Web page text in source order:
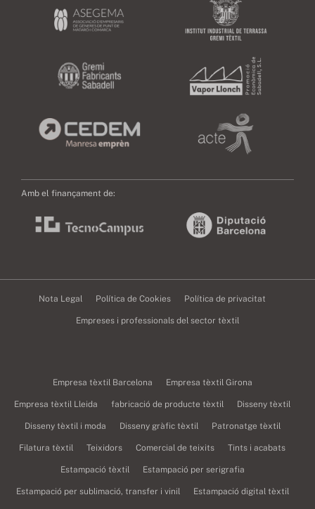
Amb el finançament de:
Nota Legal Política de Cookies Política de privacitat
Empreses i professionals del sector tèxtil
Empresa tèxtil Barcelona Empresa tèxtil Girona
Empresa tèxtil Lleida fabricació de producte tèxtil Disseny tèxtil
Disseny tèxtil i moda Disseny gràfic tèxtil Patronatge tèxtil
Filatura tèxtil Teixidors Comercial de teixits Tints i acabats
Estampació tèxtil Estampació per serigrafia
Estampació per sublimació, transfer i vinil Estampació digital tèxtil